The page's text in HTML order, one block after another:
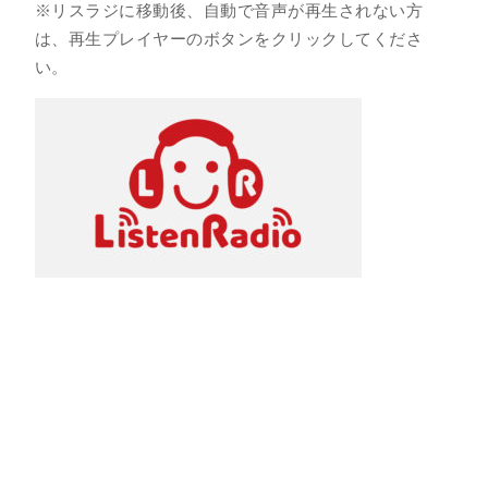
※リスラジに移動後、自動で音声が再生されない方
は、再生プレイヤーのボタンをクリックしてくださ
い。